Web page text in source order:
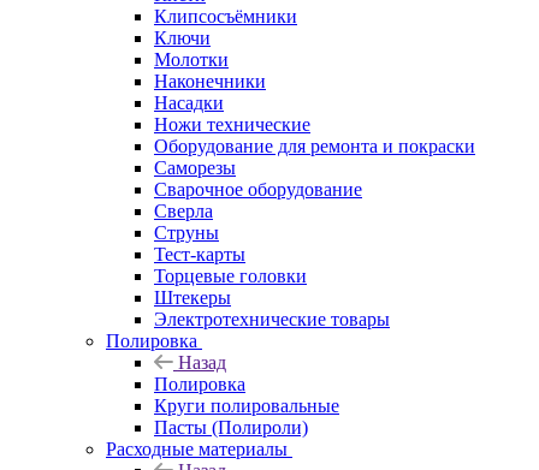
Клипсосъёмники
Ключи
Молотки
Наконечники
Насадки
Ножи технические
Оборудование для ремонта и покраски
Саморезы
Сварочное оборудование
Сверла
Струны
Тест-карты
Торцевые головки
Штекеры
Электротехнические товары
Полировка
Назад
Полировка
Круги полировальные
Пасты (Полироли)
Расходные материалы